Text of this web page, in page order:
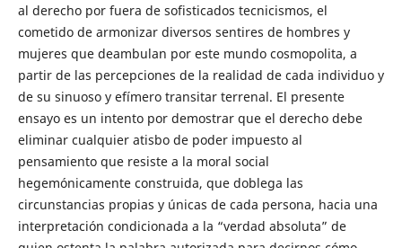
al derecho por fuera de sofisticados tecnicismos, el
cometido de armonizar diversos sentires de hombres y
mujeres que deambulan por este mundo cosmopolita, a
partir de las percepciones de la realidad de cada individuo y
de su sinuoso y efímero transitar terrenal. El presente
ensayo es un intento por demostrar que el derecho debe
eliminar cualquier atisbo de poder impuesto al
pensamiento que resiste a la moral social
hegemónicamente construida, que doblega las
circunstancias propias y únicas de cada persona, hacia una
interpretación condicionada a la “verdad absoluta” de